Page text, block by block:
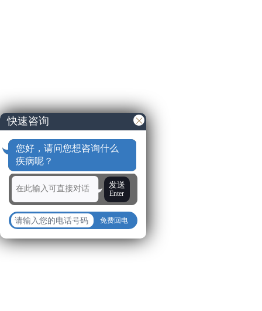
快速咨询
您好，请问您想咨询什么
疾病呢？
发送
Enter
免费回电